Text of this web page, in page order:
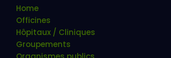
Home
Officines
Hôpitaux / Cliniques
Groupements